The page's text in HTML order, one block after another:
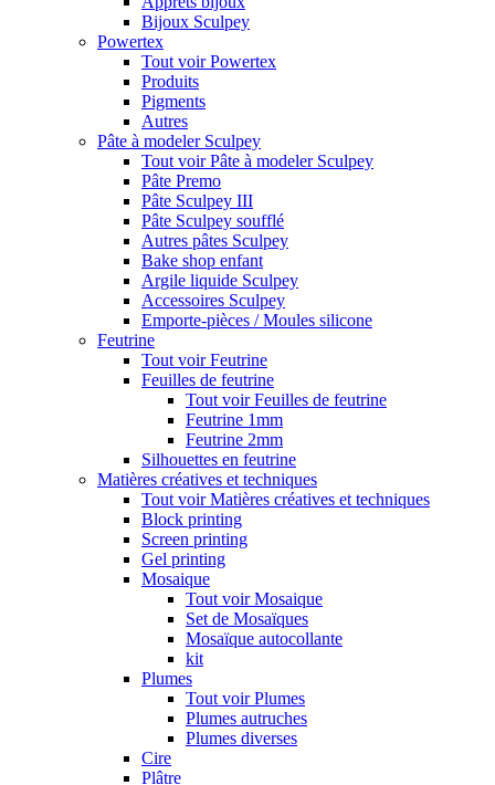
Bijoux Sculpey
Powertex
Tout voir Powertex
Produits
Pigments
Autres
Pâte à modeler Sculpey
Tout voir Pâte à modeler Sculpey
Pâte Premo
Pâte Sculpey III
Pâte Sculpey soufflé
Autres pâtes Sculpey
Bake shop enfant
Argile liquide Sculpey
Accessoires Sculpey
Emporte-pièces / Moules silicone
Feutrine
Tout voir Feutrine
Feuilles de feutrine
Tout voir Feuilles de feutrine
Feutrine 1mm
Feutrine 2mm
Silhouettes en feutrine
Matières créatives et techniques
Tout voir Matières créatives et techniques
Block printing
Screen printing
Gel printing
Mosaique
Tout voir Mosaique
Set de Mosaïques
Mosaïque autocollante
kit
Plumes
Tout voir Plumes
Plumes autruches
Plumes diverses
Cire
Plâtre